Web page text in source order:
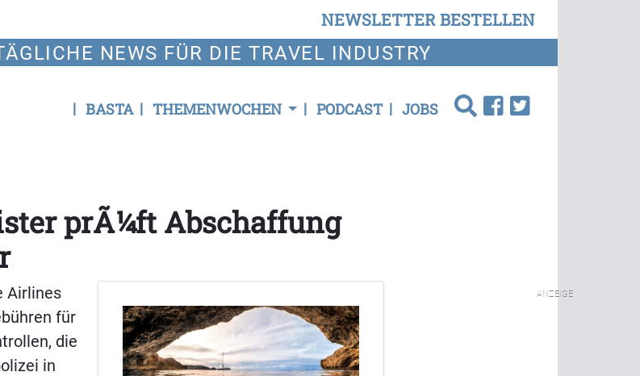
NEWSLETTER BESTELLEN
NEWS FÜR DIE TRAVEL INDUSTRY
BASTA THEMENWOCHEN PODCAST JOBS
prÃ¼ft Abschaffung
ANZEIGE
Airlines
für
die
in